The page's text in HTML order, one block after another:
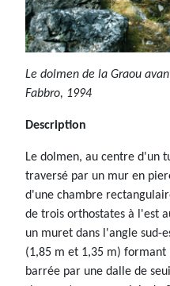
Le dolmen de la Graou
Fabbro, 1994
Description
Le dolmen, au centre d'un
traversé par un mur en
d'une chambre
de trois orthostates à l'est
un muret dans l'angle sud-
(1,85 m et 1,35 m)
barrée par une dalle de